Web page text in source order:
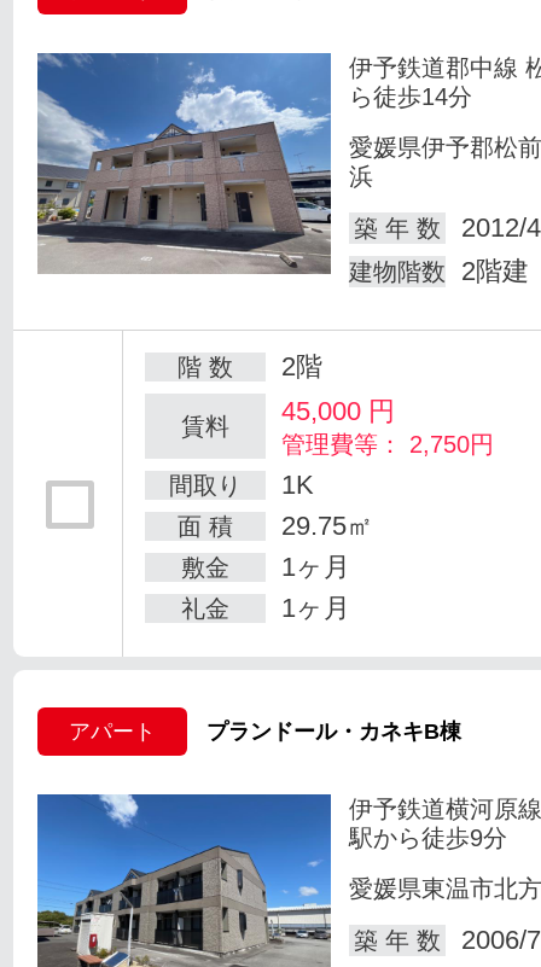
伊予鉄道郡中線
ら徒歩14分
愛媛県伊予郡松
浜
築 年 数
2012/
建物階数 2階建
階 数 2階
賃料 45,000 円
管理費等： 2,750円
間取り
1K
面 積 29.75㎡
敷金 1ヶ月
礼金 1ヶ月
アパート プランドール・カネキB棟
伊予鉄道横河原
駅から徒歩9分
愛媛県東温市北方
築 年 数
2006/